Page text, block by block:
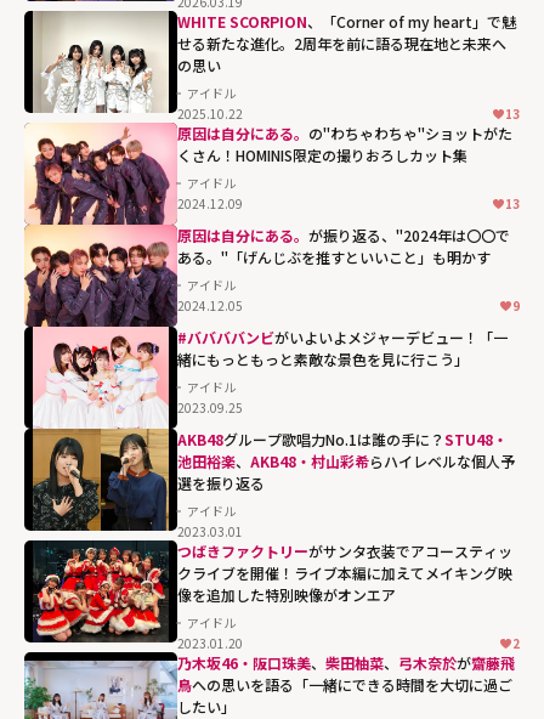
WHITE SCORPION、「Corner of my heart」で魅
せる新たな進化。2周年を前に語る現在地と未来へ
の思い
アイドル
2025.10.22
13
原因は自分にある。 の"わちゃわちゃ"ショットがた
くさん！HOMINIS限定の撮りおろしカット集
アイドル
2024.12.09
13
原因は自分にある。 が振り返る、"2024年は〇〇で
ある。"「げんじぶを推すといいこと」も明かす
アイドル
2024.12.05
9
#ババババンビがいよいよメジャーデビュー！「一
緒にもっともっと素敵な景色を見に行こう」
アイドル
2023.09.25
AKB48グループ歌唱力No.1は誰の手に？STU48・
池田裕楽、 AKB48・村山彩希らハイレベルな個人予
選を振り返る
アイドル
2023.03.01
つばきファクトリーがサンタ衣装でアコースティッ
クライブを開催！ライブ本編に加えてメイキング映
像を追加した特別映像がオンエア
アイドル
2023.01.20
2
乃木坂46・阪口珠美、 柴田柚菜、 弓木奈於が齋藤飛
鳥への思いを語る「一緒にできる時間を大切に過ご
したい」